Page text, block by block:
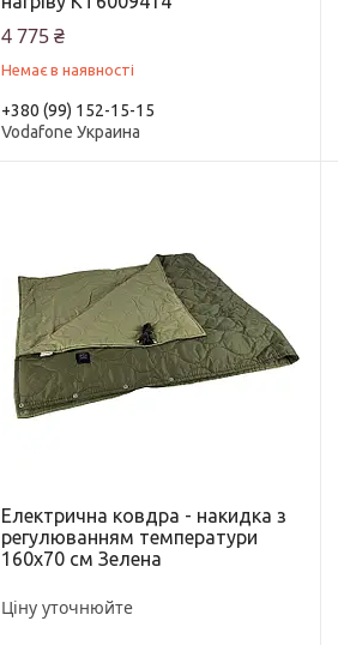
4 775 ₴
Немає в наявності
+380 (99) 152-15-15
Vodafone Украина
Електрична ковдра - накидка з
регулюванням температури
160x70 см Зелена
Ціну уточнюйте